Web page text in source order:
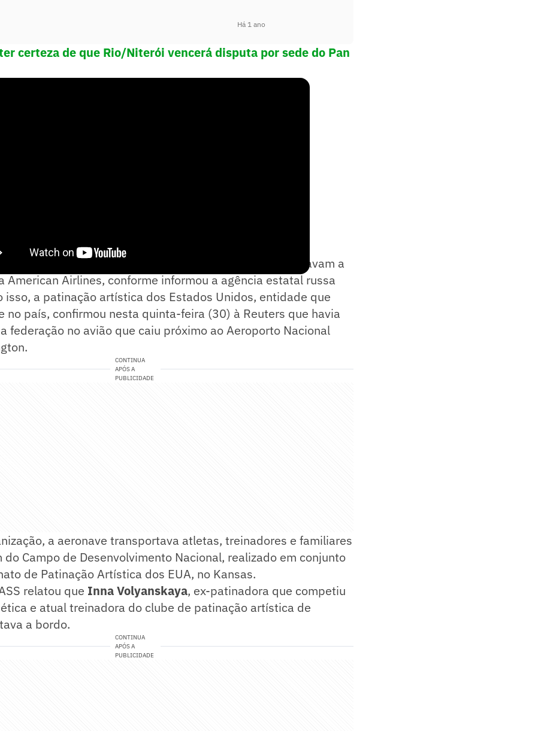
Há 1 ano
certeza de que Rio/Niterói vencerá disputa por sede do Pan
russosEvgenia Shishkova
estavam a
American Airlines, conforme informou a agência estatal russa
isso, a patinação artística dos Estados Unidos, entidade que
no país, confirmou nesta quinta-feira (30) à Reuters que havia
federação no avião que caiu próximo ao Aeroporto Nacional
CONTINUA
APÓS A
PUBLICIDADE
a aeronave transportava atletas, treinadores e familiares
do Campo de Desenvolvimento Nacional, realizado em conjunto
de Patinação Artística dos EUA, no Kansas.
relatou que Inna Volyanskaya, ex-patinadora que competiu
e atual treinadora do clube de patinação artística de
a bordo.
CONTINUA
APÓS A
PUBLICIDADE